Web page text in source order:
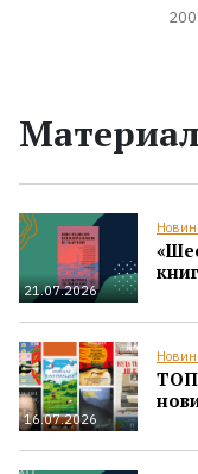
21.07.2026
16.07.2026